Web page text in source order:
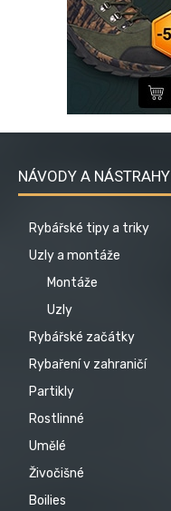
NÁVODY A NÁSTRAHY
Rybářské tipy a triky
Uzly a montáže
Montáže
Uzly
Rybářské začátky
Rybaření v zahraničí
Partikly
Rostlinné
Umělé
Živočišné
Boilies